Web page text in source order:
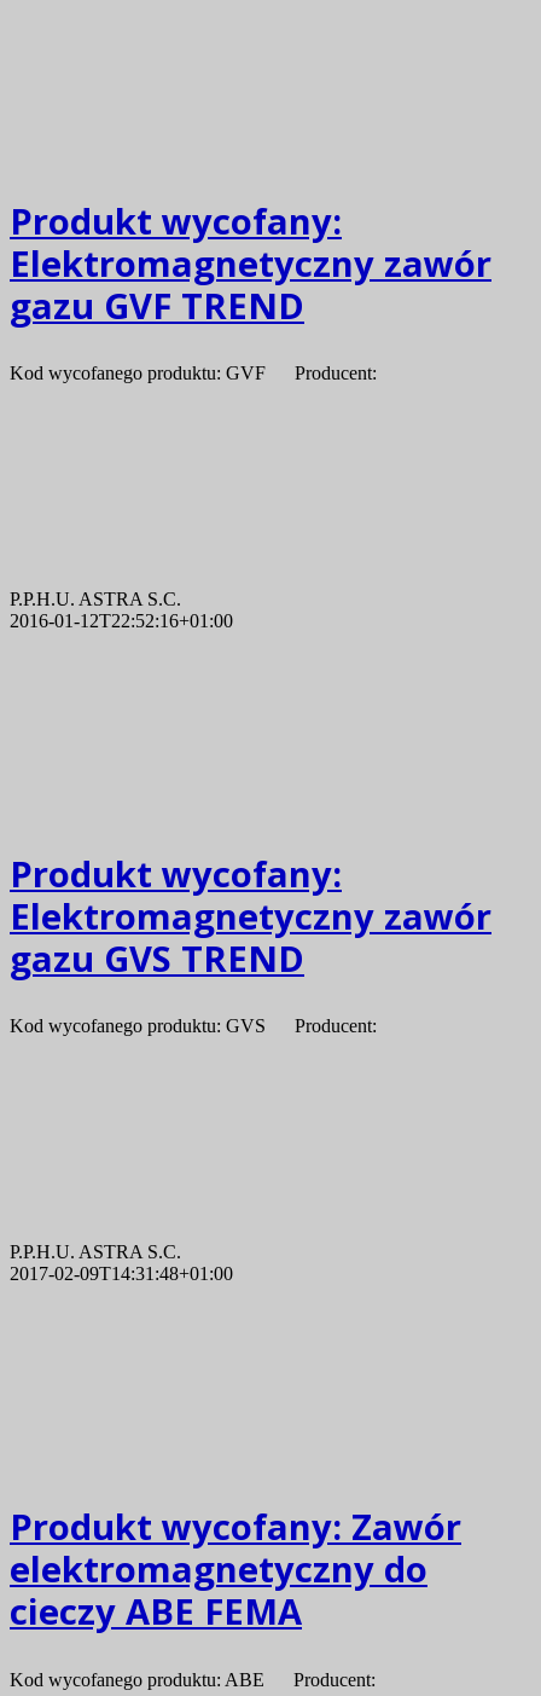
Produkt wycofany:
Elektromagnetyczny zawór
gazu GVF TREND
Kod wycofanego produktu: GVF Producent:
P.P.H.U. ASTRA S.C.
2016-01-12T22:52:16+01:00
Produkt wycofany:
Elektromagnetyczny zawór
gazu GVS TREND
Kod wycofanego produktu: GVS Producent:
P.P.H.U. ASTRA S.C.
2017-02-09T14:31:48+01:00
Produkt wycofany: Zawór
elektromagnetyczny do
cieczy ABE FEMA
Kod wycofanego produktu: ABE Producent: